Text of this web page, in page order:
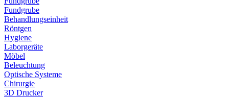
Fundgrube
Behandlungseinheit
Röntgen
Hygiene
Laborgeräte
Möbel
Beleuchtung
Optische Systeme
Chirurgie
3D Drucker